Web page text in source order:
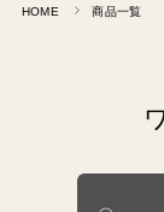
HOME 商品一覧